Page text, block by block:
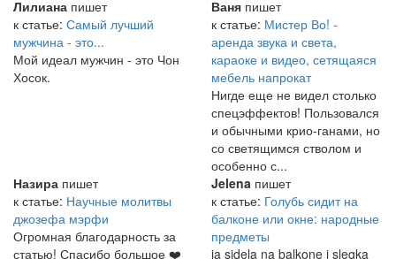
Лилиана пишет
к статье: Самый лучший
мужчина - это...
Мой идеал мужчин - это Чон
Хосок.
Ваня пишет
к статье: Мистер Во! -
аренда звука и света,
караоке и видео, сетящаяся
мебель напрокат
Нигде еще не видел столько
спецэффектов! Пользовался
и обычными крио-ганами, но
со светящимся стволом и
особенно с...
Назира пишет
к статье: Научные молитвы
джозефа мэрфи
Огромная благодарность за
статью! Спасибо большое ❤️
Jelena пишет
к статье: Голубь сидит на
балконе или окне: народные
предметы
ja sidela na balkone i slegka